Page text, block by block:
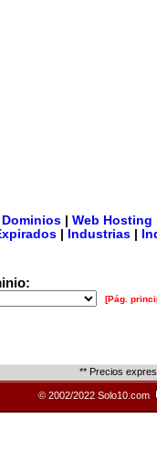
| Web Hosting
Industrias
[Pág.
** Precios
© 2002/2022 Solo10.com